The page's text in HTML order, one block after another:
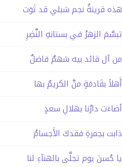
هذه قرينةُ نجم شبلي قد ثَوَت
تبسَّمَ الزهرُ في بستانهِ النَّضِرِ
من آل قائد بيه شهمٌ فاضلٌ
أَهلاً بقَادمَةٍ منَّ الكريمُ بها
أضاءَت دارُنا بهلالِ سعدٍ
ذابت بجمرةِ فقدكَ الأَجسامُ
يا حُسنَ يوم تجلَّى بالهنآءِ لنا